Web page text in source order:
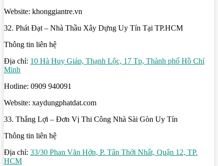
Website: khonggiantre.vn
32. Phát Đạt – Nhà Thầu Xây Dựng Uy Tín Tại TP.HCM
Thông tin liên hệ
Địa chỉ: 10 Hà Huy Giáp, Thạnh Lộc, 17 Tp, Thành phố Hồ Chí
Minh
Hotline: 0909 940091
Website: xaydungphatdat.com
33. Thắng Lợi – Đơn Vị Thi Công Nhà Sài Gòn Uy Tín
Thông tin liên hệ
Địa chỉ: 33/30 Phan Văn Hớn, P. Tân Thới Nhất, Quận 12, TP.
HCM